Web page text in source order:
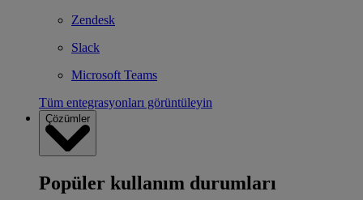
Zendesk
Slack
Microsoft Teams
Tüm entegrasyonları görüntüleyin
Çözümler
Popüler kullanım durumları